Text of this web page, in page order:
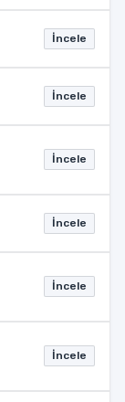
İncele
İncele
İncele
İncele
İncele
İncele